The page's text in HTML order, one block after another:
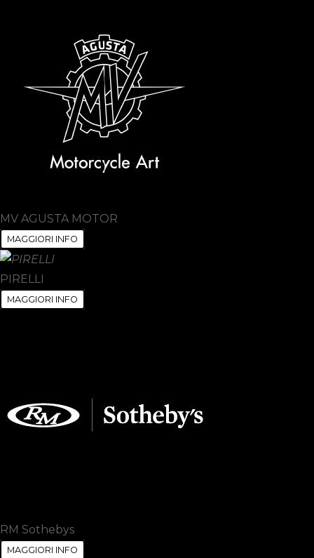
MV AGUSTA MOTOR
MAGGIORI INFO
PIRELLI
MAGGIORI INFO
RM Sothebys
MAGGIORI INFO